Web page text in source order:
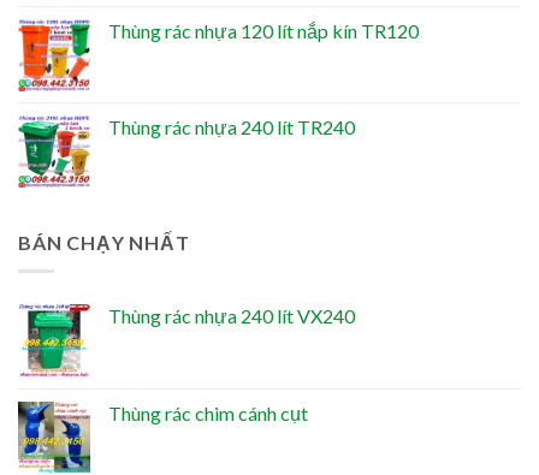
Thùng rác nhựa 120 lít nắp kín TR120
Thùng rác nhựa 240 lít TR240
BÁN CHẠY NHẤT
Thùng rác nhựa 240 lít VX240
Thùng rác chim cánh cụt